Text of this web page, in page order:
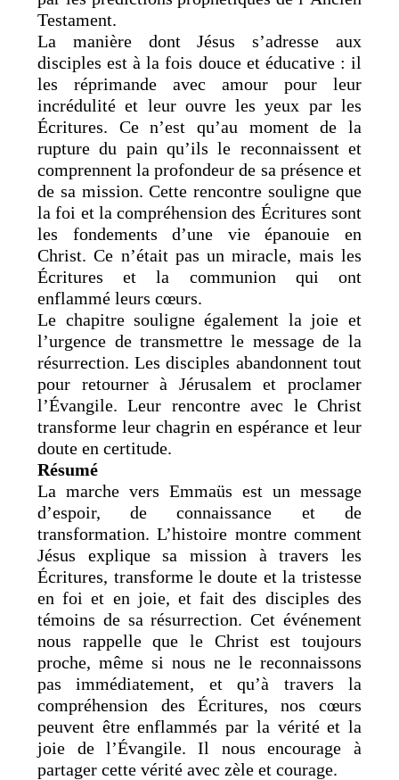
Testament.
La manière dont Jésus s’adresse aux
disciples est à la fois douce et éducative : il
les réprimande avec amour pour leur
incrédulité et leur ouvre les yeux par les
Écritures. Ce n’est qu’au moment de la
rupture du pain qu’ils le reconnaissent et
comprennent la profondeur de sa présence et
de sa mission. Cette rencontre souligne que
la foi et la compréhension des Écritures sont
les fondements d’une vie épanouie en
Christ. Ce n’était pas un miracle, mais les
Écritures et la communion qui ont
enflammé leurs cœurs.
Le chapitre souligne également la joie et
l’urgence de transmettre le message de la
résurrection. Les disciples abandonnent tout
pour retourner à Jérusalem et proclamer
l’Évangile. Leur rencontre avec le Christ
transforme leur chagrin en espérance et leur
doute en certitude.
Résumé
La marche vers Emmaüs est un message
d’espoir, de connaissance et de
transformation. L’histoire montre comment
Jésus explique sa mission à travers les
Écritures, transforme le doute et la tristesse
en foi et en joie, et fait des disciples des
témoins de sa résurrection. Cet événement
nous rappelle que le Christ est toujours
proche, même si nous ne le reconnaissons
pas immédiatement, et qu’à travers la
compréhension des Écritures, nos cœurs
peuvent être enflammés par la vérité et la
joie de l’Évangile. Il nous encourage à
partager cette vérité avec zèle et courage.